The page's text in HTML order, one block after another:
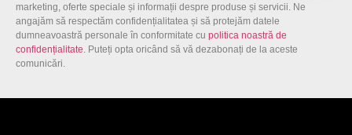
marketing, oferte speciale și informații despre produse și servicii. Ne
angajăm să respectăm confidențialitatea și să protejăm datele
dumneavoastră personale în conformitate cu politica noastră de
confidențialitate. Puteți opta oricând să vă dezabonați de la aceste
comunicări.